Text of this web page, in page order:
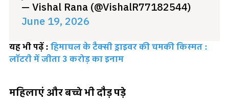
— Vishal Rana (@VishalR77182544)
June 19, 2026
यह भी पढ़ें : हिमाचल के टैक्सी ड्राइवर की चमकी किस्मत :
लॉटरी में जीता 3 करोड़ का इनाम
महिलाएं और बच्चे भी दौड़ पड़े